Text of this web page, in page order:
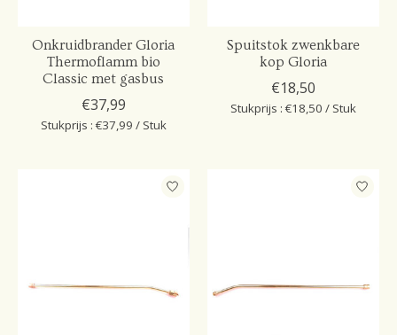
Onkruidbrander Gloria
Thermoflamm bio
Classic met gasbus
€37,99
Stukprijs : €37,99 / Stuk
Spuitstok zwenkbare
kop Gloria
€18,50
Stukprijs : €18,50 / Stuk